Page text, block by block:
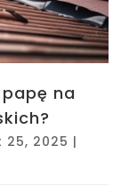
na
25, 2025 |